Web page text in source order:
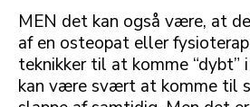
MEN det kan også være, at
af en osteopat eller
teknikker til at komme “dybt”
kan være svært at komme til